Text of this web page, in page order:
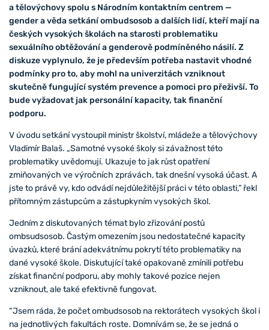
a tělovýchovy spolu s Národním kontaktním centrem —
gender a věda setkání ombudsosob a dalších lidí, kteří mají na
českých vysokých školách na starosti problematiku
sexuálního obtěžování a genderově podmíněného násilí. Z
diskuze vyplynulo, že je především potřeba nastavit vhodné
podmínky pro to, aby mohl na univerzitách vzniknout
skutečně fungující systém prevence a pomoci pro přeživší. To
bude vyžadovat jak personální kapacity, tak finanční
podporu.
V úvodu setkání vystoupil ministr školství, mládeže a tělovýchovy
Vladimír Balaš. „Samotné vysoké školy si závažnost této
problematiky uvědomují. Ukazuje to jak růst opatření
zmiňovaných ve výročních zprávách, tak dnešní vysoká účast. A
jste to právě vy, kdo odvádí nejdůležitější práci v této oblasti,” řekl
přítomným zástupcům a zástupkyním vysokých škol.
Jedním z diskutovaných témat bylo zřizování postů
ombsudsosob. Častým omezením jsou nedostatečné kapacity
úvazků, které brání adekvátnímu pokrytí této problematiky na
dané vysoké škole. Diskutující také opakovaně zmínili potřebu
získat finanční podporu, aby mohly takové pozice nejen
vzniknout, ale také efektivně fungovat.
“Jsem ráda, že počet ombudsosob na rektorátech vysokých škol i
na jednotlivých fakultách roste. Domnívám se, že se jedná o